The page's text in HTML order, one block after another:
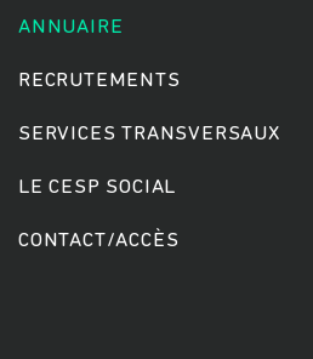
ANNUAIRE
RECRUTEMENTS
SERVICES TRANSVERSAUX
LE CESP SOCIAL
CONTACT/ACCÈS